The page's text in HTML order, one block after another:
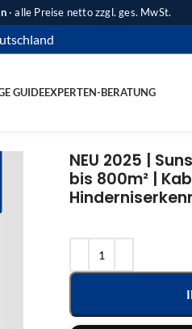
· alle Preise netto zzgl. ges. MwSt.
GUIDEEXPERTEN-BERATUNG
NEU 2025 |
bis 800m² |